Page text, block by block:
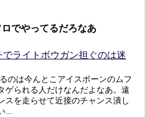
ロでやってるだろなあ
でライトボウガン担ぐのは迷
のは今んとこアイスボーンのムフ
ゲられる人だけなんだよなあ。遠
スを走らせて近接のチャンス潰し